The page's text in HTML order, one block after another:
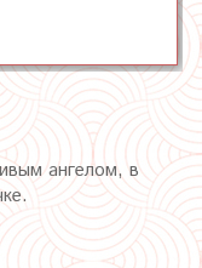
ангелом, в